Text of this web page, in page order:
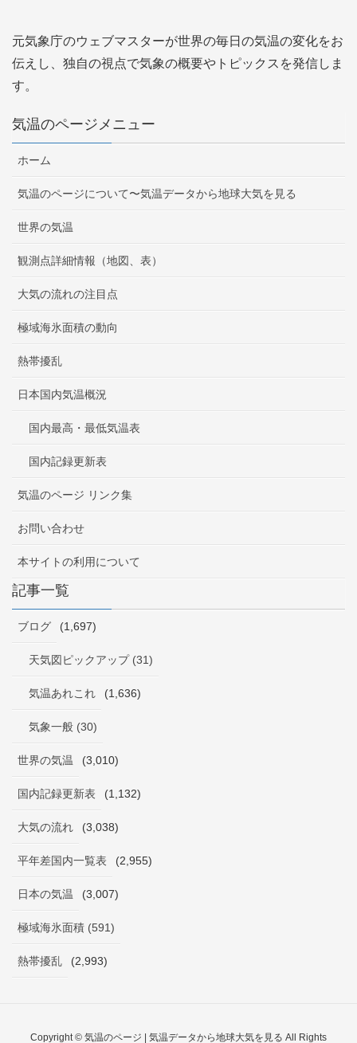
元気象庁のウェブマスターが世界の毎日の気温の変化をお
伝えし、独自の視点で気象の概要やトピックスを発信しま
す。
気温のページメニュー
ホーム
気温のページについて〜気温データから地球大気を見る
世界の気温
観測点詳細情報（地図、表）
大気の流れの注目点
極域海氷面積の動向
熱帯擾乱
日本国内気温概況
国内最高・最低気温表
国内記録更新表
気温のページ リンク集
お問い合わせ
本サイトの利用について
記事一覧
ブログ (1,697)
天気図ピックアップ (31)
気温あれこれ (1,636)
気象一般 (30)
世界の気温 (3,010)
国内記録更新表 (1,132)
大気の流れ (3,038)
平年差国内一覧表 (2,955)
日本の気温 (3,007)
極域海氷面積 (591)
熱帯擾乱 (2,993)
Copyright © 気温のページ | 気温データから地球大気を見る All Rights